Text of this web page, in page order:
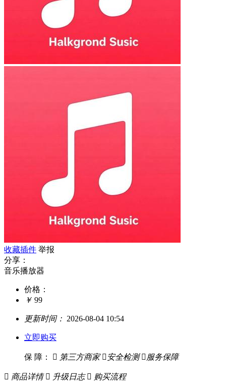
收藏插件 举报
分享：
音乐播放器
价格：
￥ 99
更新时间： 2026-08-04 10:54
立即购买
保 障：  第三方商家  安全检测  服务保障
 商品详情  升级日志  购买流程